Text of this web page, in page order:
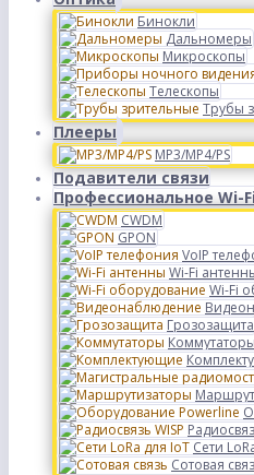
Бинокли
Дальномеры
Микроскопы
Телескопы
Трубы
Плееры
MP3/MP4/PS
Подавители связи
Профессиональное Wi-
CWDM
GPON
VoIP
Wi-Fi
Wi-Fi
Грозозащита
Коммутаторы
Сети
Сотовая